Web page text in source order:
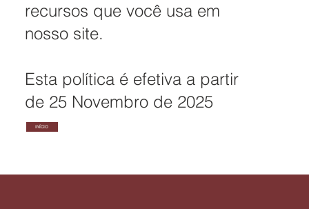
recursos que você usa em
nosso site.
Esta política é efetiva a partir
de 25 Novembro de 2025
INÍCIO